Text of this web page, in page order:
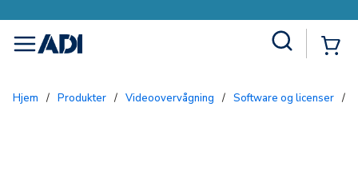
menu
Hjem / Produkter / Videoovervågning / Software og licenser /